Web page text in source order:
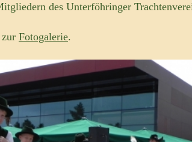
des Unterföhringer
Fotogalerie.